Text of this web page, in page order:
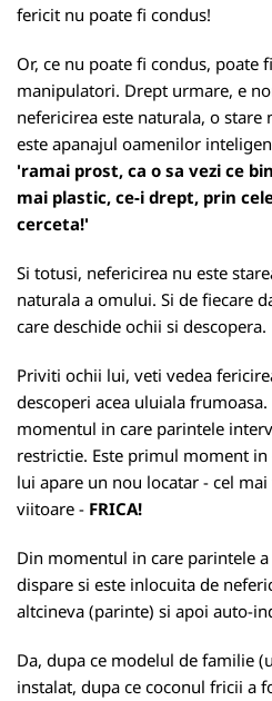
fericit nu poate fi condus!
Or, ce nu poate fi condus, poate
manipulatori. Drept urmare, e
nefericirea este naturala, o stare
este apanajul oamenilor
'ramai prost, ca o sa vezi ce
mai plastic, ce-i drept, prin
cerceta!'
Si totusi, nefericirea nu este
naturala a omului. Si de fiecare
care deschide ochii si descopera.
Priviti ochii lui, veti vedea
descoperi acea uluiala
momentul in care parintele
restrictie. Este primul moment
lui apare un nou locatar - cel
viitoare - FRICA!
Din momentul in care parintele
dispare si este inlocuita de
altcineva (parinte) si apoi auto-
Da, dupa ce modelul de familie
instalat, dupa ce coconul fricii a